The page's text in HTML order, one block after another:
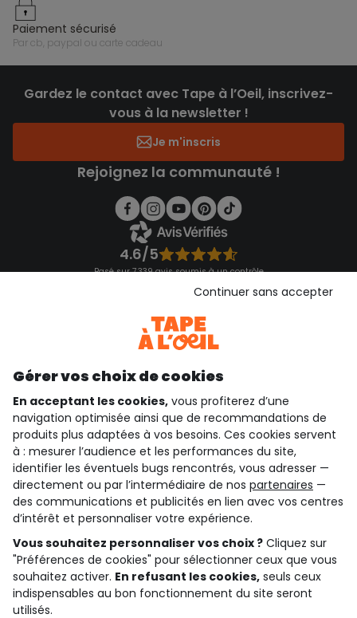
paiement sécurisé
par cb, paypal ou carte cadeau
Gardez le contact avec Tape à l’Oeil, inscrivez-
vous à la newsletter !
Je m'inscris
Rejoignez la communauté !
4.6/5
Basé sur 7 339 avis soumis à un contrôle
Consulter les CGU
qui sommes-nous ?
besoin d'aide ?
le club fidélité
notre catalogue
Conditions générales de ventes et d'utilisation
Conditions d’utilisation des réseaux sociaux
Gérer vos choix de cookies
En acceptant les cookies, vous profiterez d’une
navigation optimisée ainsi que de recommandations de
produits plus adaptées à vos besoins. Ces cookies servent
à : mesurer l’audience et les performances du site,
identifier les éventuels bugs rencontrés, vous adresser —
directement ou par l’intermédiaire de nos partenaires —
des communications et publicités en lien avec vos centres
d’intérêt et personnaliser votre expérience.
Vous souhaitez personnaliser vos choix ? Cliquez sur
"Préférences de cookies" pour sélectionner ceux que vous
souhaitez activer. En refusant les cookies, seuls ceux
indispensables au bon fonctionnement du site seront
utilisés.
Continuer sans accepter